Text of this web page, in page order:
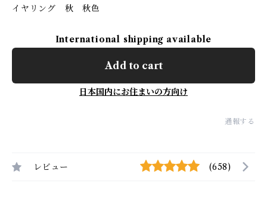
イヤリング 秋 秋色
International shipping available
Add to cart
日本国内にお住まいの方向け
通報する
レビュー (658)